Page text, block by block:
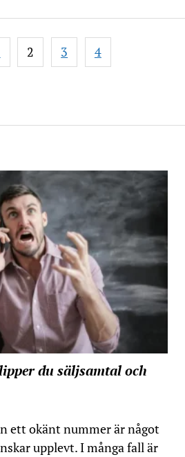
du säljsamtal och
ett okänt nummer är något
upplevt. I många fall är
2 3 4